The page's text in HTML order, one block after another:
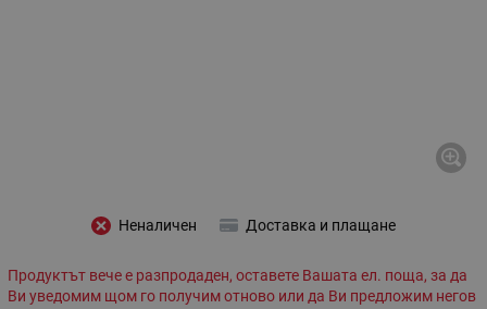
Неналичен Доставка и плащане
Продуктът вече е разпродаден, оставете Вашата ел. поща, за да
Ви уведомим щом го получим отново или да Ви предложим негов